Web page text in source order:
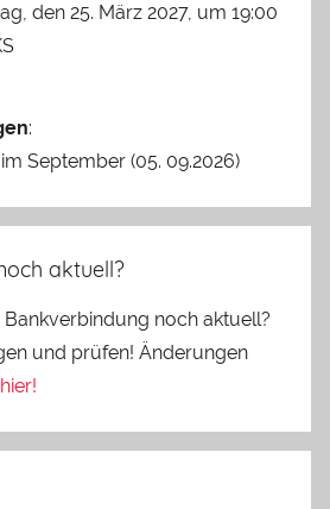
den 25. März 2027, um 19:00
:
September (05. 09.2026)
aktuell?
noch aktuell?
und prüfen! Änderungen